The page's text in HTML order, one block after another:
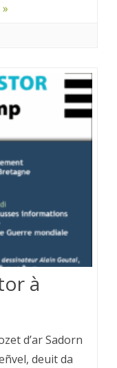
à
d’ar Sadorn
deuit da